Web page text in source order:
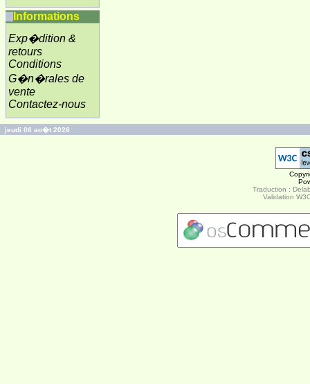
Informations
Exp�dition &
retours
Conditions
G�n�rales de
vente
Contactez-nous
jeudi 06 ao�t 2026
Traduction :
Validation